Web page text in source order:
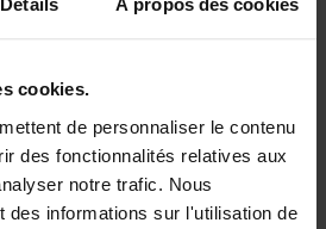
Détails À propos des cookies
cookies.
de personnaliser le contenu
des fonctionnalités relatives aux
notre trafic. Nous
des informations sur l'utilisation de
Retail. Beyond
Digital Hysteria
Van Ossel
finition
2019 350